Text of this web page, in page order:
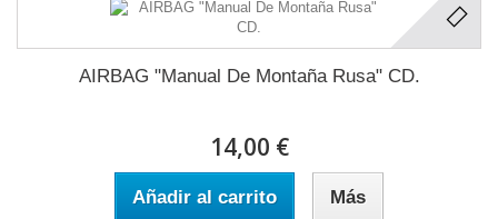
AIRBAG "Manual De Montaña Rusa" CD.
14,00 €
Añadir al carrito Más